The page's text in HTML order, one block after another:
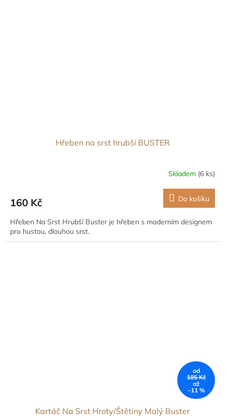
Hřeben na srst hrubší BUSTER
Skladem (6 ks)
160 Kč Do košíku
Hřeben Na Srst Hrubší Buster je hřeben s moderním designem
pro hustou, dlouhou srst.
od
185 Kč
až
–11 %
Kartáč Na Srst Hroty/Štětiny Malý Buster